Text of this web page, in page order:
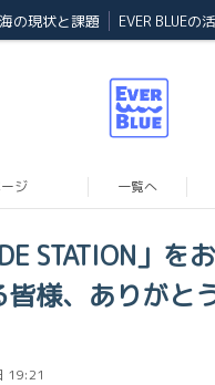
の現状と課題 EVER BLUEの
ジ 一覧へ
STATION」を
皆様、ありがと
19:21